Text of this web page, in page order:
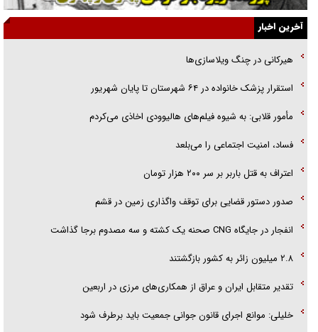
پلیس
آخرین اخبار
هیرکانی در چنگ ویلاسازی‌ها
‌استقرار پزشک خانواده در ۶۴ شهرستان تا پایان شهریور
مأمور قلابی: به شیوه فیلم‌های هالیوودی اخاذی می‌کردم
فساد، امنیت اجتماعی را می‌بلعد
‌‌اعتراف به قتل باربر بر سر ۲۰۰ هزار تومان
صدور دستور قضایی برای توقف واگذاری زمین در قشم
انفجار در جایگاه CNG صحنه یک کشته و سه مصدوم برجا گذاشت
۲.۸ میلیون زائر به کشور بازگشتند
تقدیر متقابل ایران و عراق از همکاری‌های مرزی در اربعین
خلیلی: موانع اجرای قانون جوانی جمعیت باید برطرف شود